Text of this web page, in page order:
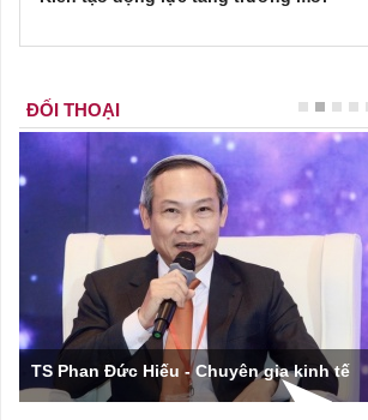
ĐỐI THOẠI
TS Phan Đức Hiếu - Chuyên gia kinh tế